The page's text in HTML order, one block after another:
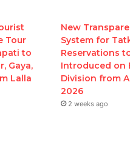
Tour
to
Gaya,
Lalla
New
System for
Reservations
Introduced on
Division from
2026
2 weeks ago